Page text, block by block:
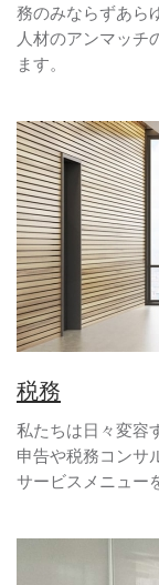
務のみならずあら
人材のアンマッチ
ます。
税務
私たちは日々変容
申告や税務コンサ
サービスメニュー